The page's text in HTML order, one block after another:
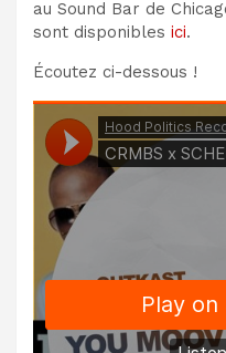
au Sound Bar de
sont disponibles ici.
Écoutez ci-dessous !